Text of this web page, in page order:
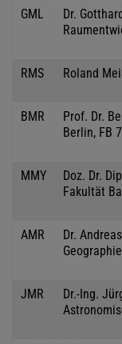
GML
Dr.
RMS Roland
BMR
Prof. Dr.
Berlin, FB 7
MMY
Doz. Dr.
Fakultät
AMR
Dr.
JMR
Dr.-Ing.